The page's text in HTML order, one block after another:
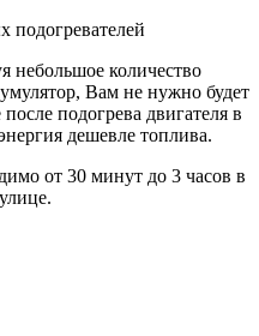
подогревателей
небольшое количество
Вам не нужно будет
подогрева двигателя в
дешевле топлива.
от 30 минут до 3 часов в